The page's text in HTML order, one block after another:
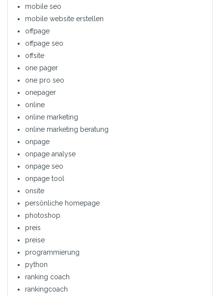
mobile seo
mobile website erstellen
offpage
offpage seo
offsite
one pager
one pro seo
onepager
online
online marketing
online marketing beratung
onpage
onpage analyse
onpage seo
onpage tool
onsite
persönliche homepage
photoshop
preis
preise
programmierung
python
ranking coach
rankingcoach